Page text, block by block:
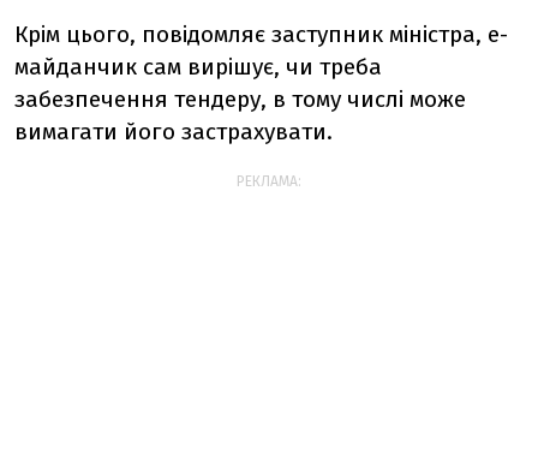
Крім цього, повідомляє заступник міністра, е-
майданчик сам вирішує, чи треба
забезпечення тендеру, в тому числі може
вимагати його застрахувати.
РЕКЛАМА: